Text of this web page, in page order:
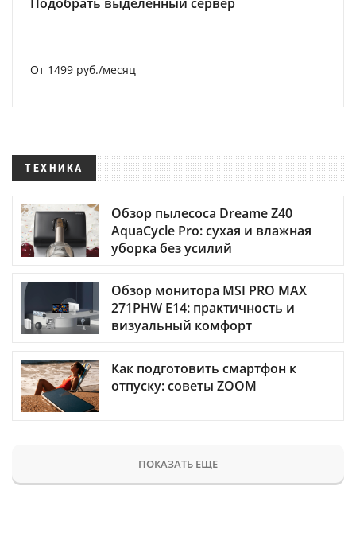
От 1499 руб./месяц
ТЕХНИКА
Обзор пылесоса Dreame Z40
AquaCycle Pro: сухая и влажная
уборка без усилий
Обзор монитора MSI PRO MAX
271PHW E14: практичность и
визуальный комфорт
Как подготовить смартфон к
отпуску: советы ZOOM
ПОКАЗАТЬ ЕЩЕ